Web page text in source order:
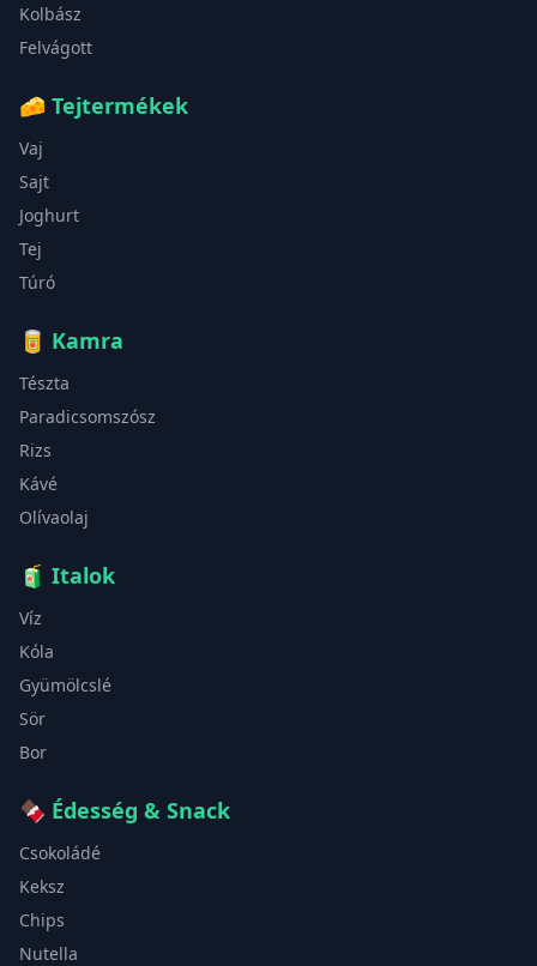
Kolbász
Felvágott
🧀 Tejtermékek
Vaj
Sajt
Joghurt
Tej
Túró
🥫 Kamra
Tészta
Paradicsomszósz
Rizs
Kávé
Olívaolaj
🧃 Italok
Víz
Kóla
Gyümölcslé
Sör
Bor
🍫 Édesség & Snack
Csokoládé
Keksz
Chips
Nutella